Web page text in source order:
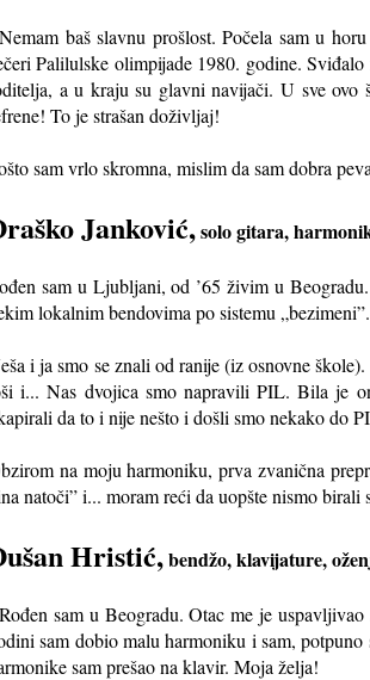
baš slavnu prošlost. Počela sam u
Palilulske olimpijade 1980. godine.
a u kraju su glavni navijači. U sve
To je strašan doživljaj!
sam vrlo skromna, mislim da sam dobra
Janković,solo gitara,
sam u Ljubljani, od ’65 živim u
lokalnim bendovima po sistemu
i ja smo se znali od ranije (iz osnovne
i... Nas dvojica smo napravili PIL. Bila je
da to i nije nešto i došli smo nekako do
na moju harmoniku, prva zvanična
natoči” i... moram reći da uopšte nismo birali
Hristić,bendžo, klavijature,
sam u Beogradu. Otac me je
sam dobio malu harmoniku i sam,
sam prešao na klavir. Moja želja!